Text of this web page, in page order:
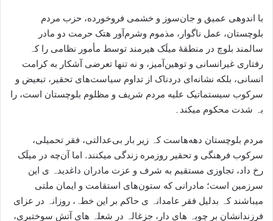
با اندوهی عمیق و جان‌سوز و خشمی فروخورده، حزب مردم
بلوچستان، عمل ناگوار، مذموم وشرم‌آور هتک حرمت دو مادر
سالمند بلوچ در منطقهٔ میلَک هیرمند توسط مأمور نظامی را کہ
رفتاری غیرانسانی و توهین‌آمیز، و نه تنها تعرضی آشکار به کرامت
انسانی، بلکه نشانه‌ای دردناک از تداوم سیاست‌های تحقیر، تبعیض و
سرکوب سیستماتیک علیه مردم شریف و مظلوم بلوچستان است، را
بہ شدت محکوم میکند۔
مردم بلوچستان دهه‌هاست کہ زیر بار بی‌عدالتی، فقر تحمیلی،
سرکوب فرهنگی و تحقیر روزمره زندگی میکنند. اما آن‌چه در میلَک
رخ داد، تجاوزی مستقیم به شرف و عزت مادران داغدیدہ ی این
سرزمین است؛ مادرانی که ستون‌های استقامت و ایمان ملتی
میباشند کہ بدلیل فقر عامدانہ ی حاکم بر این خطہ، روزانہ در عزای
فرزندانشان بر چوبہ ھای دار، جزغالہ در شعلہ ھای آتش سوختبری،